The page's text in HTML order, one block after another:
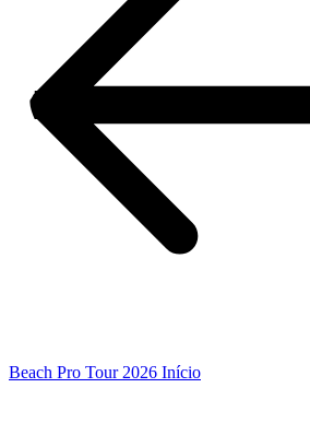
Beach Pro Tour 2026 Início